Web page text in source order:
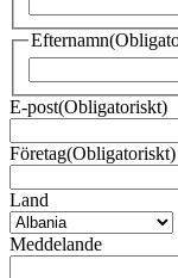
Efternamn
E-post(Obligatoriskt)
Företag(Obligatoriskt)
Land
Meddelande